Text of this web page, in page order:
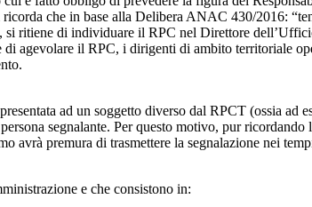
che in base alla Delibera ANAC 430/2016:
ritiene di individuare il RPC nel Direttore
agevolare il RPC, i dirigenti di ambito territoriale
ad un soggetto diverso dal RPCT (ossia ad
segnalante. Per questo motivo, pur
avrà premura di trasmettere la segnalazione nei
e che consistono in: